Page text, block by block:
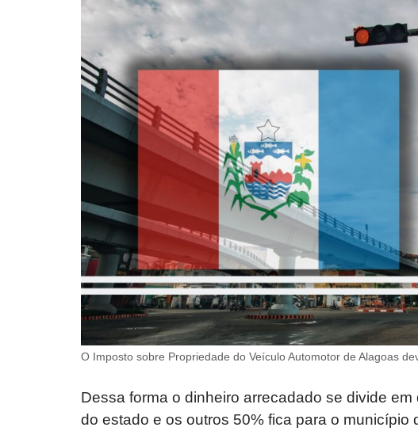
O Imposto sobre Propriedade do Veículo Automotor de Alagoas
Dessa forma o dinheiro arrecadado se divide
do estado e os outros 50% fica para o